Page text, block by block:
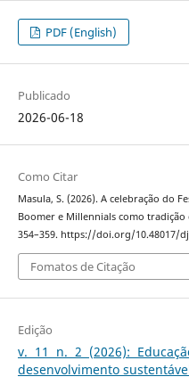
PDF (English)
Publicado
2026-06-18
Como Citar
Masula, S. (2026). A celebração do
Boomer e Millennials como tradição
354–359. https://doi.org/10.48017/
Fomatos de Citação
Edição
v. 11 n. 2 (2026):
desenvolvimento